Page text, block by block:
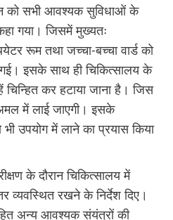
को सभी आवश्यक सुविधाओं के
गया। जिसमें मुख्यतः
रूम तथा जच्चा-बच्चा वार्ड को
इसके साथ ही चिकित्सालय के
चिन्हित कर हटाया जाना है। जिस
में लाई जाएगी। इसके
उपयोग में लाने का प्रयास किया
के दौरान चिकित्सालय में
व्यवस्थित रखने के निर्देश दिए।
अन्य आवश्यक संयंत्रों की